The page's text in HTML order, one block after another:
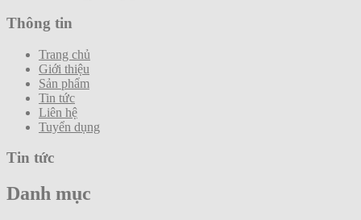
Thông tin
Trang chủ
Giới thiệu
Sản phẩm
Tin tức
Liên hệ
Tuyển dụng
Tin tức
Danh mục